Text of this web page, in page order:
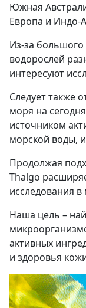
Южная
Европа и Индо-
Из-за
водорослей
интересуют
Следует также
моря на
источником
морской воды,
Продолжая
Thalgo
исследования
Наша цель –
активных
и здоровья